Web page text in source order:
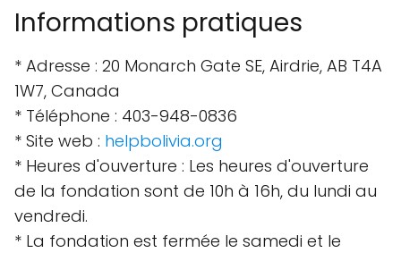
Informations pratiques
* Adresse : 20 Monarch Gate SE, Airdrie, AB T4A
1W7, Canada
* Téléphone : 403-948-0836
* Site web : helpbolivia.org
* Heures d'ouverture : Les heures d'ouverture
de la fondation sont de 10h à 16h, du lundi au
vendredi.
* La fondation est fermée le samedi et le